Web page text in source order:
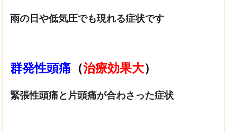
雨の日や低気圧でも現れる症状です
群発性頭痛 （治療効果大）
緊張性頭痛と片頭痛が合わさった症状